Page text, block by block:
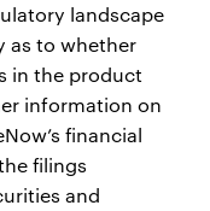
landscape
as to whether
in the product
information on
financial
filings
and